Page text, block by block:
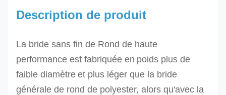
Description de produit
La bride sans fin de Rond de haute
performance est fabriquée en poids plus de
faible diamètre et plus léger que la bride
générale de rond de polyester, alors qu'avec la